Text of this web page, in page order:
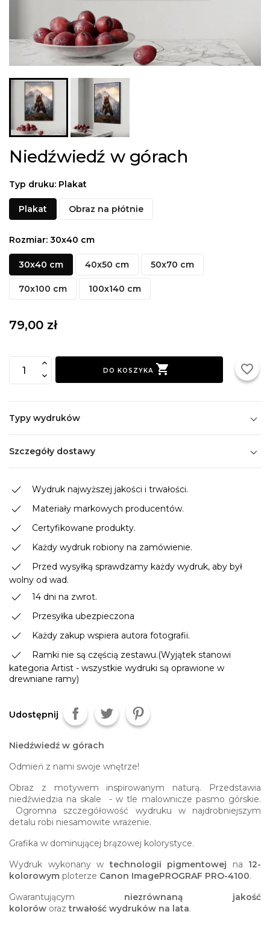
Niedźwiedź w górach
Typ druku: Plakat
Plakat Obraz na płótnie
Rozmiar: 30x40 cm
30x40 cm 40x50 cm 50x70 cm
70x100 cm 100x140 cm
79,00 zł
DO KOSZYKA  favorite_border
Typy wydruków
Szczegóły dostawy
done Wydruk najwyższej jakości i trwałości.
done Materiały markowych producentów.
done Certyfikowane produkty.
done Każdy wydruk robiony na zamówienie.
done
Przed wysyłką sprawdzamy każdy wydruk, aby był
wolny od wad.
done 14 dni na zwrot.
done Przesyłka ubezpieczona
done Każdy zakup wspiera autora fotografii.
done
Ramki nie są częścią zestawu.(Wyjątek stanowi
kategoria Artist - wszystkie wydruki są oprawione w
drewniane ramy)
Udostępnij
Niedźwiedź w górach
Odmień z nami swoje wnętrze!
Obraz z motywem inspirowanym naturą. Przedstawia
niedźwiedzia na skale - w tle malownicze pasmo górskie.
Ogromna szczegółowość wydruku w najdrobniejszym
detalu robi niesamowite wrażenie.
Grafika w dominującej brązowej kolorystyce.
Wydruk wykonany wtechnologii pigmentowej na 12-
kolorowym ploterze Canon ImagePROGRAF PRO-4100.
Gwarantującym niezrównaną jakość
kolorów oraztrwałość wydruków na lata.